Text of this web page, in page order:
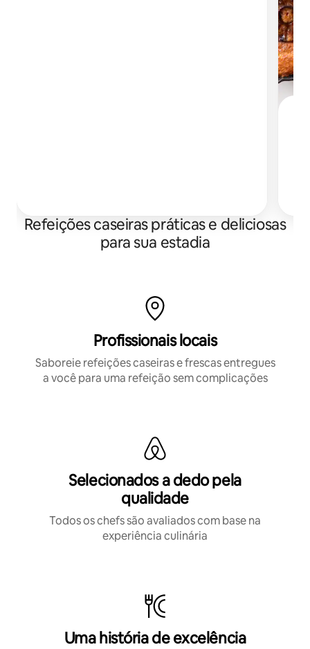
Refeições caseiras práticas e deliciosas
para sua estadia
Profissionais locais
Saboreie refeições caseiras e frescas entregues
a você para uma refeição sem complicações
Selecionados a dedo pela
qualidade
Todos os chefs são avaliados com base na
experiência culinária
Uma história de excelência